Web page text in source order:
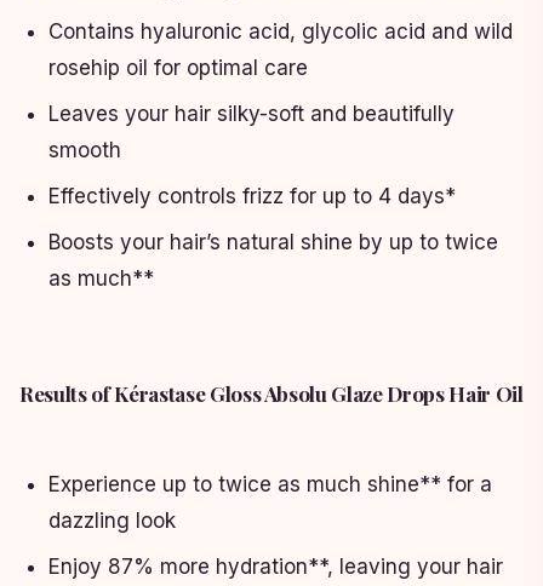
Contains hyaluronic acid, glycolic acid and wild
rosehip oil for optimal care
Leaves your hair silky-soft and beautifully
smooth
Effectively controls frizz for up to 4 days*
Boosts your hair’s natural shine by up to twice
as much**
Results of Kérastase Gloss Absolu Glaze Drops Hair Oil
Experience up to twice as much shine** for a
dazzling look
Enjoy 87% more hydration**, leaving your hair